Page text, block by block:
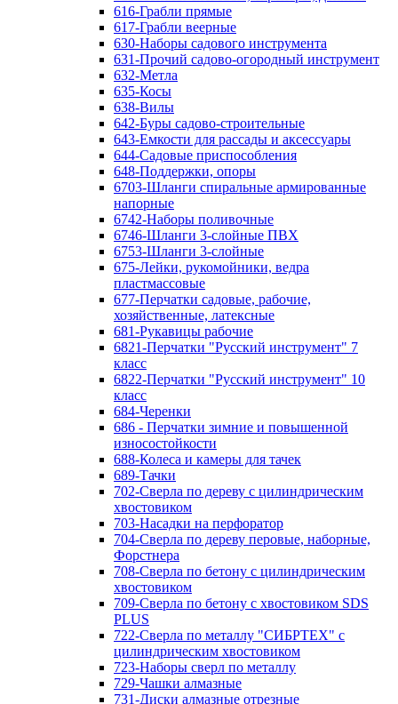
616-Грабли прямые
617-Грабли веерные
630-Наборы садового инструмента
631-Прочий садово-огородный инструмент
632-Метла
635-Косы
638-Вилы
642-Буры садово-строительные
643-Емкости для рассады и аксессуары
644-Садовые приспособления
648-Поддержки, опоры
6703-Шланги спиральные армированные
напорные
6742-Наборы поливочные
6746-Шланги 3-слойные ПВХ
6753-Шланги 3-слойные
675-Лейки, рукомойники, ведра
пластмассовые
677-Перчатки садовые, рабочие,
хозяйственные, латексные
681-Рукавицы рабочие
6821-Перчатки "Русский инструмент" 7
класс
6822-Перчатки "Русский инструмент" 10
класс
684-Черенки
686 - Перчатки зимние и повышенной
износостойкости
688-Колеса и камеры для тачек
689-Тачки
702-Сверла по дереву с цилиндрическим
хвостовиком
703-Насадки на перфоратор
704-Сверла по дереву перовые, наборные,
Форстнера
708-Сверла по бетону с цилиндрическим
хвостовиком
709-Сверла по бетону с хвостовиком SDS
PLUS
722-Сверла по металлу "СИБРТЕХ" с
цилиндрическим хвостовиком
723-Наборы сверл по металлу
729-Чашки алмазные
731-Диски алмазные отрезные